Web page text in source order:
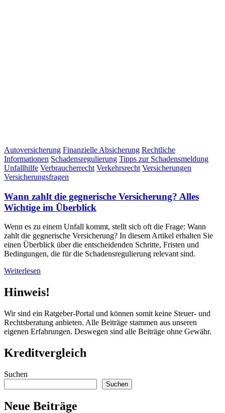
Autoversicherung Finanzielle Absicherung Rechtliche
Informationen Schadensregulierung Tipps zur Schadensmeldung
Unfallhilfe Verbraucherrecht Verkehrsrecht Versicherungen
Versicherungsfragen
Wann zahlt die gegnerische Versicherung? Alles
Wichtige im Überblick
Wenn es zu einem Unfall kommt, stellt sich oft die Frage: Wann
zahlt die gegnerische Versicherung? In diesem Artikel erhalten Sie
einen Überblick über die entscheidenden Schritte, Fristen und
Bedingungen, die für die Schadensregulierung relevant sind.
Weiterlesen
Hinweis!
Wir sind ein Ratgeber-Portal und können somit keine Steuer- und
Rechtsberatung anbieten. Alle Beiträge stammen aus unseren
eigenen Erfahrungen. Deswegen sind alle Beiträge ohne Gewähr.
Kreditvergleich
Suchen
Suchen
Neue Beiträge